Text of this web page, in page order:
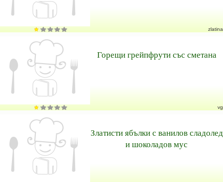
zlatina
Горещи грейпфрути със сметана
vg
Златисти ябълки с ванилов сладолед
и шоколадов мус